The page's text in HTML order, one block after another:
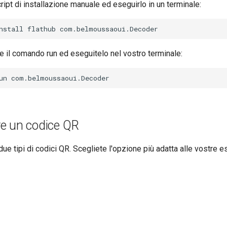
di installazione manuale ed eseguirlo in un terminale:
flathub
il comando run ed eseguitelo nel vostro terminale:
un codice QR
tipi di codici QR. Scegliete l'opzione più adatta alle vostre